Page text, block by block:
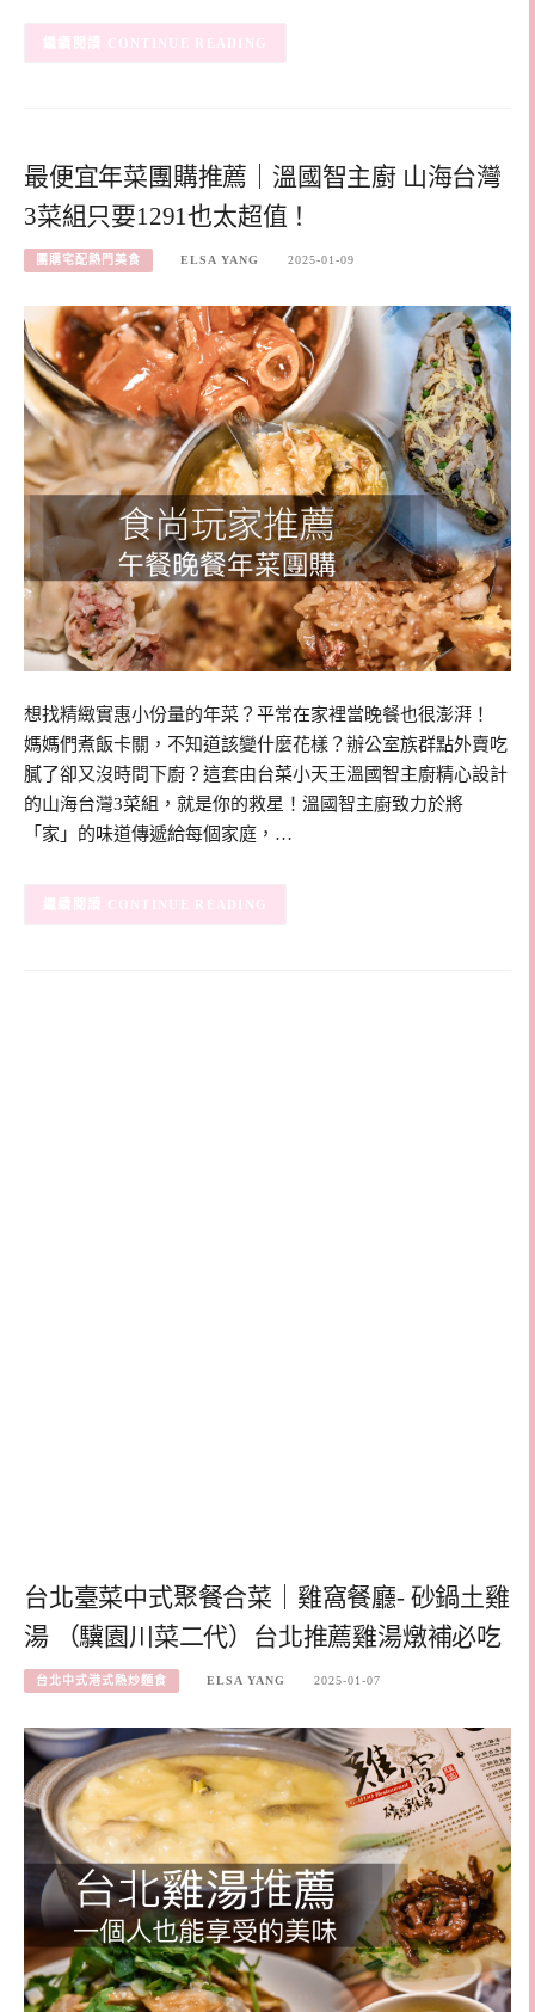
CONTINUE READING
最便宜年菜團購推薦｜溫國智主廚 山海台灣
3菜組只要1291也太超值！
團購宅配熱門美食 ELSA YANG 2025-01-09
想找精緻實惠小份量的年菜？平常在家裡當晚餐也很澎湃！
媽媽們煮飯卡關，不知道該變什麼花樣？辦公室族群點外賣吃
膩了卻又沒時間下廚？這套由台菜小天王溫國智主廚精心設計
的山海台灣3菜組，就是你的救星！溫國智主廚致力於將
「家」的味道傳遞給每個家庭，…
CONTINUE READING
台北臺菜中式聚餐合菜｜雞窩餐廳- 砂鍋土雞
湯 （驥園川菜二代）台北推薦雞湯燉補必吃
台北中式港式熱炒麵食 ELSA YANG 2025-01-07